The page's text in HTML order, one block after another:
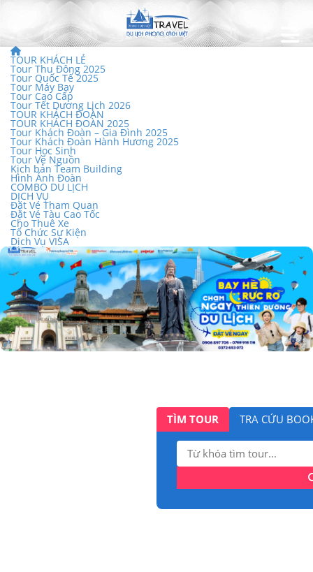
TOUR KHÁCH LẺ
Tour Thu Đông 2025
Tour Quốc Tế 2025
Tour Máy Bay
Tour Cao Cấp
Tour Tết Dương Lịch 2026
TOUR KHÁCH ĐOÀN
TOUR KHÁCH ĐOÀN 2025
Tour Khách Đoàn – Gia Đình 2025
Tour Khách Đoàn Hành Hương 2025
Tour Học Sinh
Tour Về Nguồn
Kịch bản Team Building
Hình Ảnh Đoàn
COMBO DU LỊCH
DỊCH VỤ
Đặt Vé Tham Quan
Đặt Vé Tàu Cao Tốc
Cho Thuê Xe
Tổ Chức Sự Kiện
Dịch Vụ VISA
TÌM TOUR TRA CỨU
Tìm
kiếm: